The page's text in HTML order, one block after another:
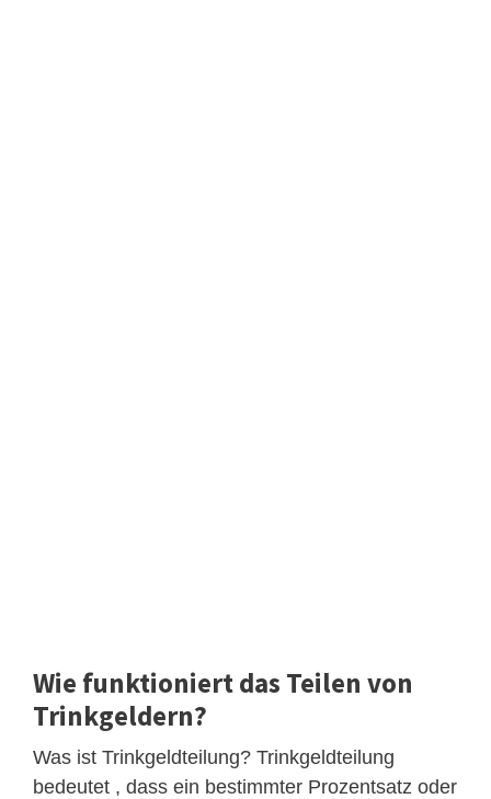
Wie funktioniert das Teilen von
Trinkgeldern?
Was ist Trinkgeldteilung? Trinkgeldteilung
bedeutet , dass ein bestimmter Prozentsatz oder